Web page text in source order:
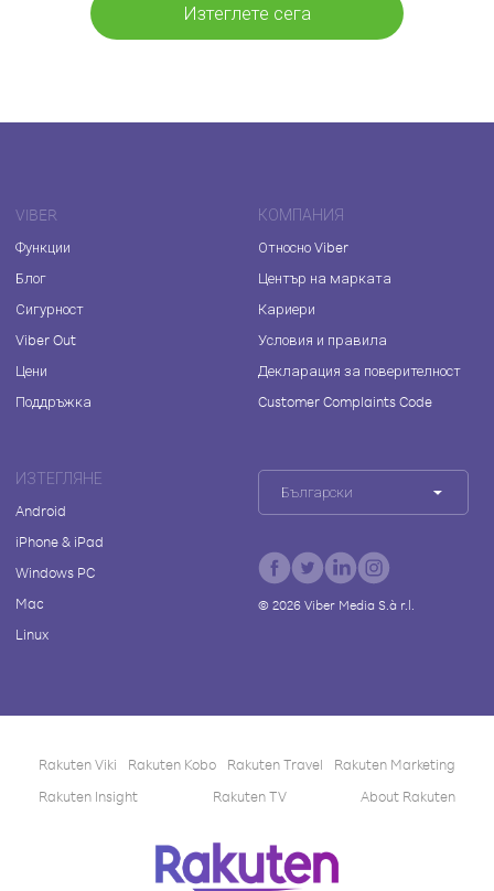
Изтеглете сега
VIBER
Функции
Блог
Сигурност
Viber Out
Цени
Поддръжка
КОМПАНИЯ
Относно Viber
Център на марката
Кариери
Условия и правила
Декларация за поверителност
Customer Complaints Code
ИЗТЕГЛЯНЕ
Android
iPhone & iPad
Windows PC
Mac
Linux
Български
© 2026Viber Media S.à r.l.
Rakuten Viki Rakuten Kobo Rakuten Travel
Rakuten Marketing
Rakuten Insight
Rakuten TV About Rakuten